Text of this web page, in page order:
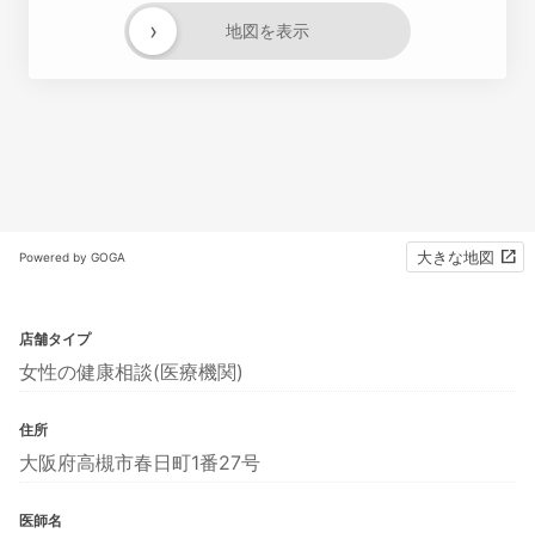
地図を表示
›
Powered by GOGA 大きな地図
店舗タイプ
女性の健康相談(医療機関)
住所
大阪府高槻市春日町1番27号
医師名